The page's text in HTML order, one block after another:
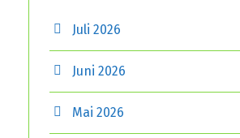
Juli 2026
Juni 2026
Mai 2026